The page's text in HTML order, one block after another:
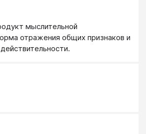
мыслительной
отражения общих признаков и